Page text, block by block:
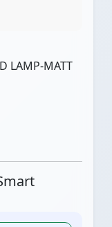
LAMP-MATT